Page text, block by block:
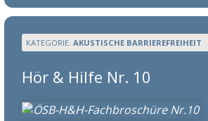
KATEGORIE: AKUSTISCHE BARRIEREFREIHEIT
Hör & Hilfe Nr. 10